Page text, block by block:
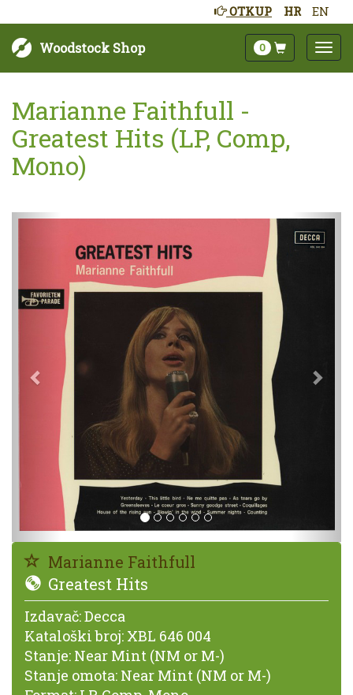
HR EN
OTKUP
Woodstock Shop 0
Marianne Faithfull -
Greatest Hits (LP, Comp,
Mono)
Sljedeće
Marianne Faithfull
Greatest Hits
Izdavač:Decca
Kataloški broj: XBL 646 004
Stanje: Near Mint (NM or M-)
Stanje omota: Near Mint (NM or M-)